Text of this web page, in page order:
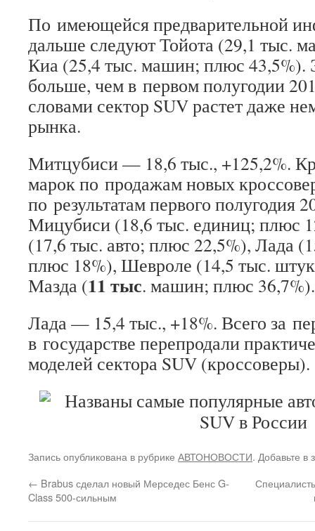
По имеющейся предварительной
дальше следуют Тойота (29,1 тыс.
Киа (25,4 тыс. машин; плюс 43,5%).
больше, чем в первом полугодии
словами сектор SUV растет даже
рынка.
Митцубиси — 18,6 тыс., +125,2%.
марок по продажам новых
по результатам первого полугодия
Мицубиси (18,6 тыс. единиц; плюс
(17,6 тыс. авто; плюс 22,5%), Лада
плюс 18%), Шевроле (14,5 тыс.
Мазда (11 тыс. машин; плюс 36,7%).
Лада — 15,4 тыс., +18%. Всего за
в государстве перепродали
моделей сектора SUV (кроссоверы).
Запись опубликована в рубрике АВТОНОВОСТИ. Добавьте в
← Brabus сделал новый Мерседес Бенс G-
Class 500-сильным‍